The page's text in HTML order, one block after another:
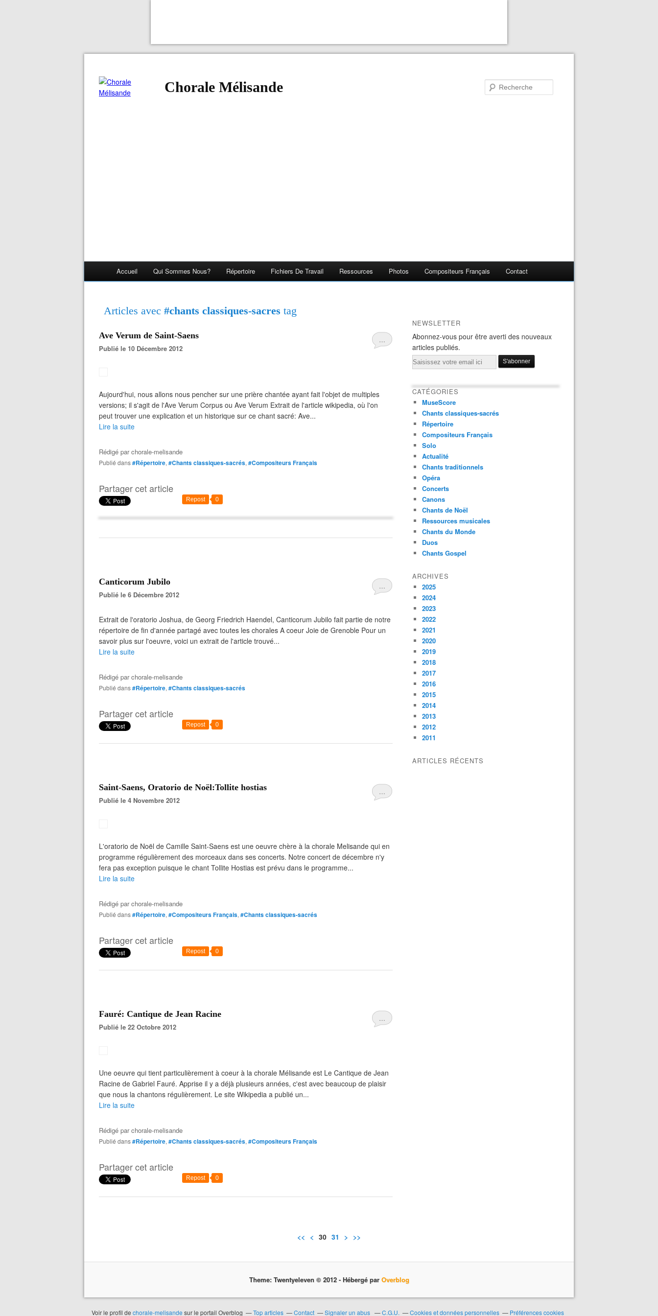
Chorale Mélisande
Accueil Qui Sommes Nous? Répertoire Fichiers De Travail Ressources Photos Compositeurs Français Contact
Articles avec #chants classiques-sacres tag
…
Ave Verum de Saint-Saens
Publié le 10 Décembre 2012
Aujourd'hui, nous allons nous pencher sur une prière chantée ayant fait l'objet de multiples
versions; il s'agit de l'Ave Verum Corpus ou Ave Verum Extrait de l'article wikipedia, où l'on
peut trouver une explication et un historique sur ce chant sacré: Ave...
Lire la suite
Rédigé parchorale-melisande
Publié dans#Répertoire, #Chants classiques-sacrés, #Compositeurs Français
Partager cet article
Repost 0
…
Canticorum Jubilo
Publié le 6 Décembre 2012
Extrait de l'oratorio Joshua, de Georg Friedrich Haendel, Canticorum Jubilo fait partie de notre
répertoire de fin d'année partagé avec toutes les chorales A coeur Joie de Grenoble Pour un
savoir plus sur l'oeuvre, voici un extrait de l'article trouvé...
Lire la suite
Rédigé parchorale-melisande
Publié dans#Répertoire, #Chants classiques-sacrés
Partager cet article
Repost 0
…
Saint-Saens, Oratorio de Noël:Tollite hostias
Publié le 4 Novembre 2012
L'oratorio de Noël de Camille Saint-Saens est une oeuvre chère à la chorale Melisande qui en
programme régulièrement des morceaux dans ses concerts. Notre concert de décembre n'y
fera pas exception puisque le chant Tollite Hostias est prévu dans le programme...
Lire la suite
Rédigé parchorale-melisande
Publié dans#Répertoire, #Compositeurs Français, #Chants classiques-sacrés
Partager cet article
Repost 0
…
Fauré: Cantique de Jean Racine
Publié le 22 Octobre 2012
Une oeuvre qui tient particulièrement à coeur à la chorale Mélisande est Le Cantique de Jean
Racine de Gabriel Fauré. Apprise il y a déjà plusieurs années, c'est avec beaucoup de plaisir
que nous la chantons régulièrement. Le site Wikipedia a publié un...
Lire la suite
Rédigé parchorale-melisande
Publié dans#Répertoire, #Chants classiques-sacrés, #Compositeurs Français
Partager cet article
Repost 0
NEWSLETTER
Abonnez-vous pour être averti des nouveaux
articles publiés.
Email
CATÉGORIES
MuseScore
Chants classiques-sacrés
Répertoire
Compositeurs Français
Solo
Actualité
Chants traditionnels
Opéra
Concerts
Canons
Chants de Noël
Ressources musicales
Chants du Monde
Duos
Chants Gospel
ARCHIVES
2025
2024
2023
2022
2021
2020
2019
2018
2017
2016
2015
2014
2013
2012
2011
ARTICLES RÉCENTS
<< < 10
20
30 31 > >>
Theme: Twentyeleven © 2012 - Hébergé par Overblog
Voir le profil de chorale-melisande sur le portail Overblog Top articles Contact Signaler un abus C.G.U. Cookies et données personnelles Préférences cookies